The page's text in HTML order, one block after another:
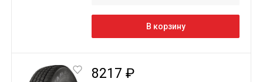
В корзину
8217 ₽